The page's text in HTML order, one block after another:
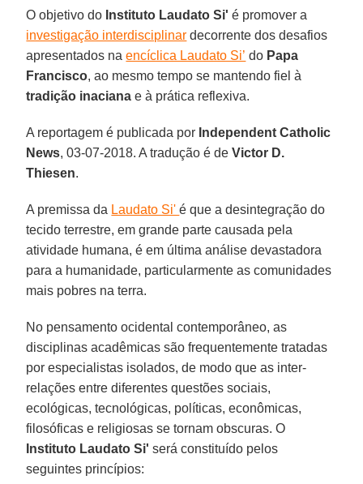
O objetivo do Instituto Laudato Si' é promover a
investigação interdisciplinar decorrente dos desafios
apresentados naencíclica Laudato Si’ do Papa
Francisco, ao mesmo tempo se mantendo fiel à
tradição inaciana e à prática reflexiva.
A reportagem é publicada por Independent Catholic
News, 03-07-2018. A tradução é deVictor D.
Thiesen.
A premissa da Laudato Si'é que a desintegração do
tecido terrestre, em grande parte causada pela
atividade humana, é em última análise devastadora
para a humanidade, particularmente as comunidades
mais pobres na terra.
No pensamento ocidental contemporâneo, as
disciplinas acadêmicas são frequentemente tratadas
por especialistas isolados, de modo que as inter-
relações entre diferentes questões sociais,
ecológicas, tecnológicas, políticas, econômicas,
filosóficas e religiosas se tornam obscuras. O
Instituto Laudato Si' será constituído pelos
seguintes princípios: